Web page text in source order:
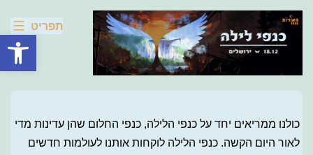
פתח
Skip
to
content
מאורות
2025
תפריט
כולנו ממריאים יחד על כנפי הלילה, כנפי החלום שהן עדינות מדי
לאור היום הקשה. כנפי הלילה לוקחות אותנו לעולמות חדשים